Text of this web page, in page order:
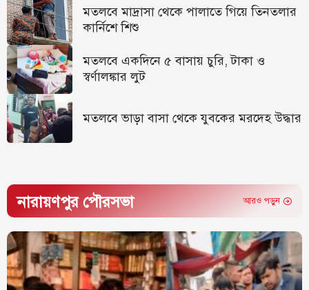
মতলবে মাদ্রাসা থেকে পালাতে গিয়ে তিনতলার
কার্নিশে শিশু
মতলবে একদিনে ৫ বাসায় চুরি, টাকা ও
স্বর্ণালঙ্কার লুট
মতলবে ভাড়া বাসা থেকে যুবকের মরদেহ উদ্ধার
নারায়ণপুর পৌরসভা আরও পড়ুন